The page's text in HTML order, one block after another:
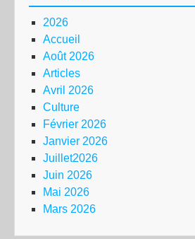
2026
Accueil
Août 2026
Articles
Avril 2026
Culture
Février 2026
Janvier 2026
Juillet2026
Juin 2026
Mai 2026
Mars 2026